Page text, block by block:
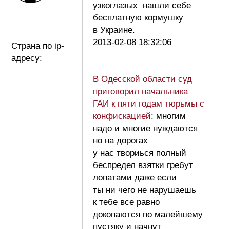
Страна по ip-
адресу:
узкоглазых нашли себе
бесплатную кормушку
в Украине.
2013-02-08 18:32:06
В Одесской области суд
приговорил начальника
ГАИ к пяти годам тюрьмы с
конфискацией: многим
надо и многие нуждаются
но на дорогах
у нас твориься полный
беспредел взятки гребут
лопатами даже если
ты ни чего не нарушаешь
к тебе все равно
докопаются по малейшему
пустяку и начнут